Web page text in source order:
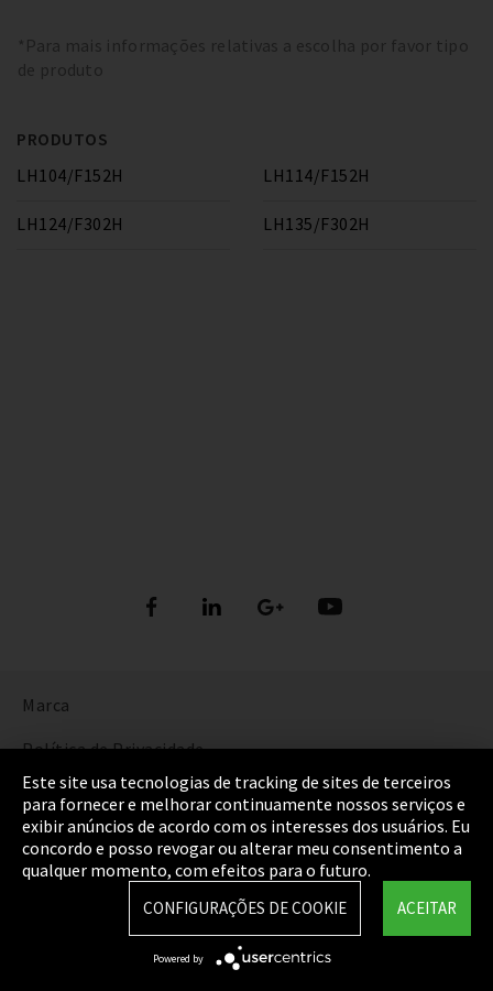
*Para mais informações relativas a escolha por favor tipo
de produto
PRODUTOS
LH104/F152H
LH114/F152H
LH124/F302H LH135/F302H
Marca
Política de Privacidade
Cookie Settings
Termos e Condições
Mapa do Site
Este site usa tecnologias de tracking de sites de terceiros
para fornecer e melhorar continuamente nossos serviços e
exibir anúncios de acordo com os interesses dos usuários. Eu
concordo e posso revogar ou alterar meu consentimento a
qualquer momento, com efeitos para o futuro.
ACEITAR
CONFIGURAÇÕES DE COOKIE
Powered by